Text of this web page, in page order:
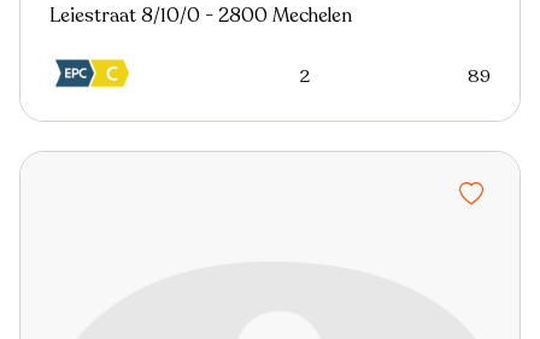
Leiestraat 8/10/0 - 2800 Mechelen
2 89